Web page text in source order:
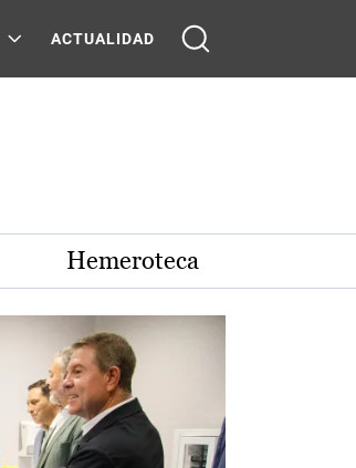
ACTUALIDAD
Hemeroteca